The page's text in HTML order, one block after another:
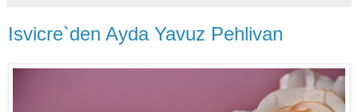
Isvicre`den Ayda Yavuz Pehlivan